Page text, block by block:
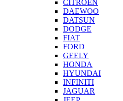
CITROEN
DAEWOO
DATSUN
DODGE
FIAT
FORD
GEELY
HONDA
HYUNDAI
INFINITI
JAGUAR